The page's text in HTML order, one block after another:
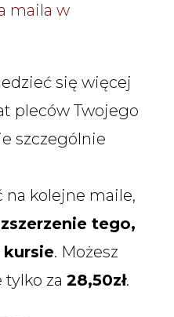
maila w
się więcej
pleców Twojego
szczególnie
na kolejne maile,
tego,
. Możesz
za 28,50zł.